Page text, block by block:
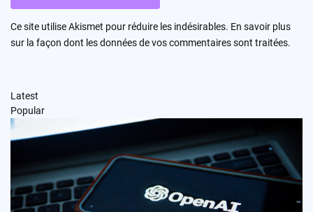
Ce site utilise Akismet pour réduire les indésirables. En savoir plus
sur la façon dont les données de vos commentaires sont traitées.
Latest
Popular